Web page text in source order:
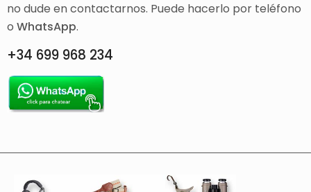
no dude en contactarnos. Puede hacerlo por teléfono
o WhatsApp.
+34 699 968 234